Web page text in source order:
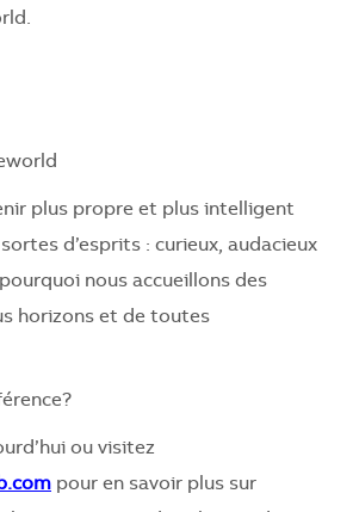
plus propre et plus intelligent
d’esprits : curieux, audacieux
nous accueillons des
horizons et de toutes
ou visitez
pour en savoir plus sur